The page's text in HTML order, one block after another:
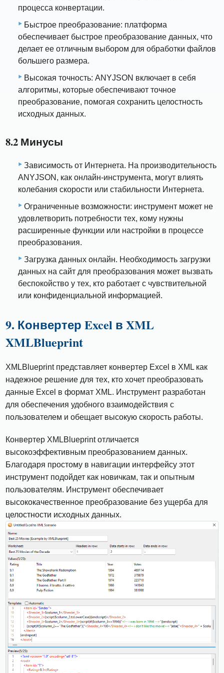
процесса конвертации.
Быстрое преобразование: платформа
обеспечивает быстрое преобразование данных, что
делает ее отличным выбором для обработки файлов
большего размера.
Высокая точность: ANYJSON включает в себя
алгоритмы, которые обеспечивают точное
преобразование, помогая сохранить целостность
исходных данных.
8.2 Минусы
Зависимость от Интернета. На производительность
ANYJSON, как онлайн-инструмента, могут влиять
колебания скорости или стабильности Интернета.
Ограниченные возможности: инструмент может не
удовлетворить потребности тех, кому нужны
расширенные функции или настройки в процессе
преобразования.
Загрузка данных онлайн. Необходимость загрузки
данных на сайт для преобразования может вызвать
беспокойство у тех, кто работает с чувствительной
или конфиденциальной информацией.
9. Конвертер Excel в XML
XMLBlueprint
XMLBlueprint представляет конвертер Excel в XML как
надежное решение для тех, кто хочет преобразовать
данные Excel в формат XML. Инструмент разработан
для обеспечения удобного взаимодействия с
пользователем и обещает высокую скорость работы.
Конвертер XMLBlueprint отличается
высокоэффективным преобразованием данных.
Благодаря простому в навигации интерфейсу этот
инструмент подойдет как новичкам, так и опытным
пользователям. Инструмент обеспечивает
высококачественное преобразование без ущерба для
целостности исходных данных.